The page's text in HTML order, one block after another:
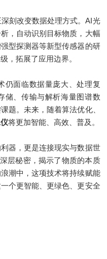
刻改变数据处理方式。AI光
，自动识别目标物质，大幅
型探测器等新型传感器的研
，拓展了应用边界。
面临数据量庞大、处理复
储、传输与解析海量图谱数
题。未来，随着算法优化、
将更加智能、高效、普及。
，更是连接现实与数据世
层秘密，揭示了物质的本质
潮中，这项技术将持续赋能
个更智能、更绿色、更安全